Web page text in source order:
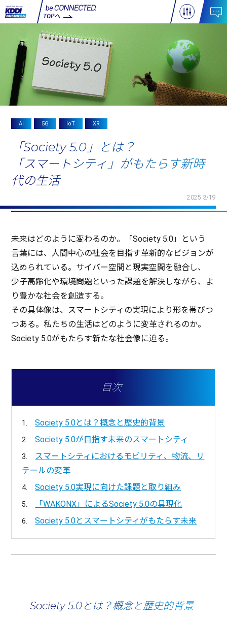
TOPへ
AI 5G IoT XR
「Society 5.0」とは？
「スマートシティ」がもたらす新時
代の生活
2025 3/19
未来はどのように変わるのか。「Society 5.0」という
言葉には、 人間中心の社会を 目指す革新的な ビジョンが
込められている。 サイバー空間 と現実空間を融合し、
少子高齢化や環境問題といった課題を解決しながら、よ
り豊かな社会を創造する。
その具体像は、 スマートシティ の実現により形を帯びつ
つある。私たちの生活はどのように変革されるのか。
Society 5.0がもたらす新たな社会像に迫る。
目次
Society 5.0とは？概念と歴史的背景
Society 5.0が目指す未来のスマートシティ
スマートシティにおけるモビリティ、物流、リ
テールの変革
Society 5.0実現に向けた課題と取り組み
「WAKONX」によるSociety 5.0の具現化
Society 5.0とスマートシティがもたらす未来
Society 5.0とは？概念と歴史的背景